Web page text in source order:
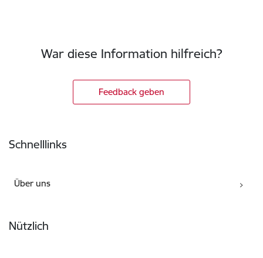
War diese Information hilfreich?
Feedback geben
Schnelllinks
Über uns
Nützlich